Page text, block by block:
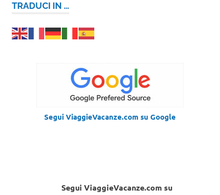
TRADUCI IN …
Segui ViaggieVacanze.com su Google
Segui ViaggieVacanze.com su